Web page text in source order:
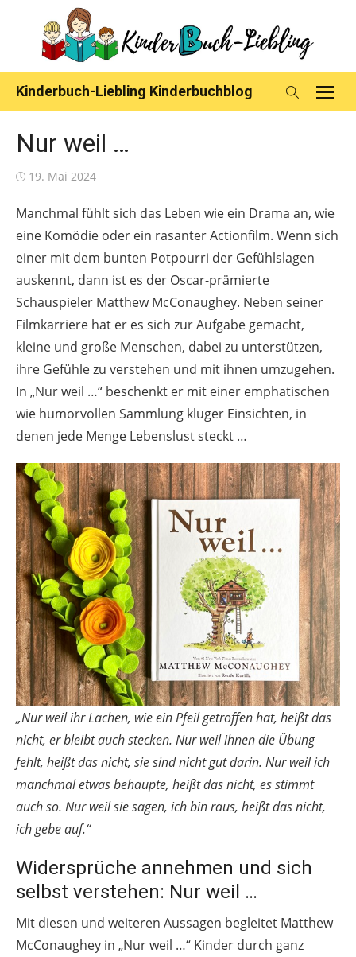
content
Kinderbuch-Liebling Kinderbuchblog
Nur weil …
Posted
19. Mai 2024
Manchmal fühlt sich das Leben wie ein Drama an, wie
eine Komödie oder ein rasanter Actionfilm. Wenn sich
einer mit dem bunten Potpourri der Gefühlslagen
auskennt, dann ist es der Oscar-prämierte
Schauspieler Matthew McConaughey. Neben seiner
Filmkarriere hat er es sich zur Aufgabe gemacht,
kleine und große Menschen, dabei zu unterstützen,
ihre Gefühle zu verstehen und mit ihnen umzugehen.
In „Nur weil …“ beschenkt er mit einer emphatischen
wie humorvollen Sammlung kluger Einsichten, in
denen jede Menge Lebenslust steckt …
„Nur weil ihr Lachen, wie ein Pfeil getroffen hat, heißt das
nicht, er bleibt auch stecken. Nur weil ihnen die Übung
fehlt, heißt das nicht, sie sind nicht gut darin. Nur weil ich
manchmal etwas behaupte, heißt das nicht, es stimmt
auch so. Nur weil sie sagen, ich bin raus, heißt das nicht,
ich gebe auf.“
Widersprüche annehmen und sich
selbst verstehen: Nur weil …
Mit diesen und weiteren Aussagen begleitet Matthew
McConaughey in „Nur weil …“ Kinder durch ganz